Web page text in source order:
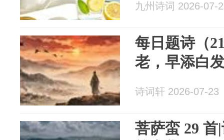
九州诗词 2026-07-
每日题诗（
老，早添白
诗词轩 2026-07-23
菩萨蛮 29 首